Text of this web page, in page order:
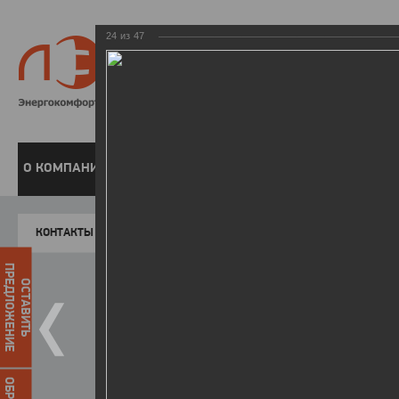
8 800
О КОМПАНИИ
КОНТАКТЫ
ОСТАВИТЬ
ПРЕДЛОЖЕНИЕ
24 из 47